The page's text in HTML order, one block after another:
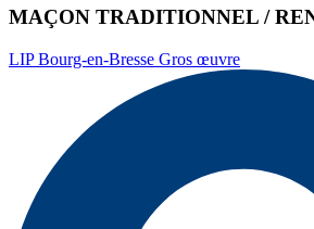
MAÇON TRADITIONNEL /
LIP Bourg-en-Bresse Gros œuvre